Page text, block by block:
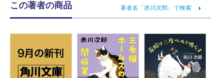
この著者の商品 著者名「赤川次郎」で検索